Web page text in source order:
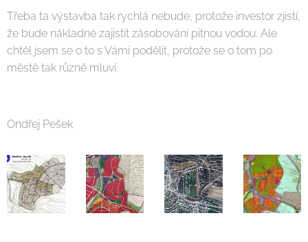
Třeba ta výstavba tak rychlá nebude, protože investor zjistí,
že bude nákladné zajistit zásobování pitnou vodou. Ale
chtěl jsem se o to s Vámi podělit, protože se o tom po
městě tak různě mluví.
Ondřej Pešek